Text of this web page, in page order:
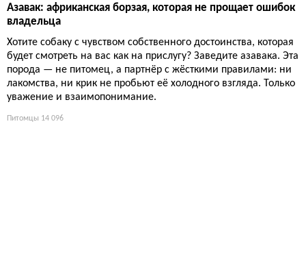
Азавак: африканская борзая, которая не прощает ошибок
владельца
Хотите собаку с чувством собственного достоинства, которая
будет смотреть на вас как на прислугу? Заведите азавака. Эта
порода — не питомец, а партнёр с жёсткими правилами: ни
лакомства, ни крик не пробьют её холодного взгляда. Только
уважение и взаимопонимание.
Питомцы 14 096